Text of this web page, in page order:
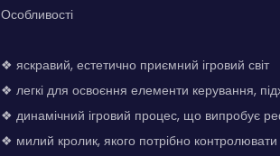
Особливості
❖ яскравий, естетично приємний ігровий світ
❖ легкі для освоєння елементи керування,
❖ динамічний ігровий процес, що випробує
❖ милий кролик, якого потрібно контролювати